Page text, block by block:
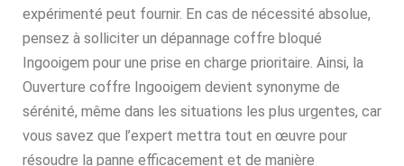
expérimenté peut fournir. En cas de nécessité absolue,
pensez à solliciter un dépannage coffre bloqué
Ingooigem pour une prise en charge prioritaire. Ainsi, la
Ouverture coffre Ingooigem devient synonyme de
sérénité, même dans les situations les plus urgentes, car
vous savez que l’expert mettra tout en œuvre pour
résoudre la panne efficacement et de manière